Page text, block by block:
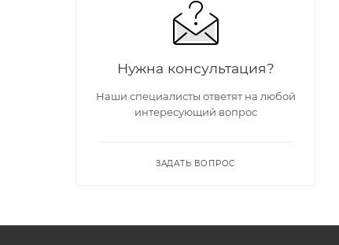
Нужна консультация?
Наши специалисты ответят на любой
интересующий вопрос
ЗАДАТЬ ВОПРОС